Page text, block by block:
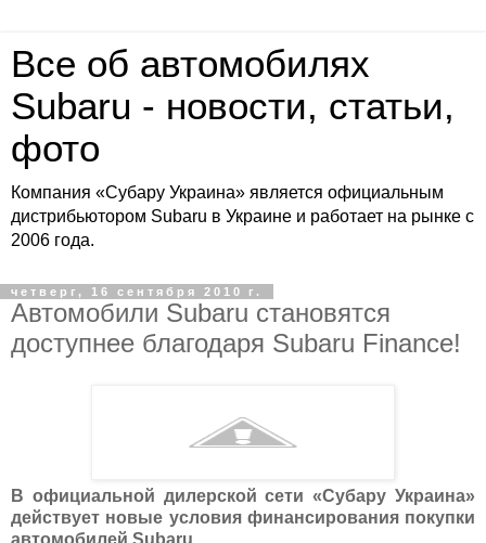
Все об автомобилях
Subaru - новости, статьи,
фото
Компания «Субару Украина» является официальным
дистрибьютором Subaru в Украине и работает на рынке с
2006 года.
четверг, 16 сентября 2010 г.
Автомобили Subaru становятся
доступнее благодаря Subaru Finance!
В официальной дилерской сети «Субару Украина»
действует новые условия финансирования покупки
автомобилей Subaru.